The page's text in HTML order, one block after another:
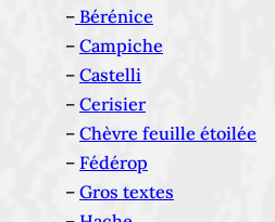
– Bérénice
– Campiche
– Castelli
– Cerisier
– Chèvre feuille étoilée
– Fédérop
– Gros textes